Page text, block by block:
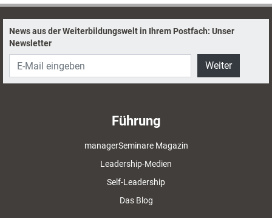
News aus der Weiterbildungswelt in Ihrem Postfach: Unser
Newsletter
Weiter
Führung
managerSeminare Magazin
Leadership-Medien
Self-Leadership
Das Blog